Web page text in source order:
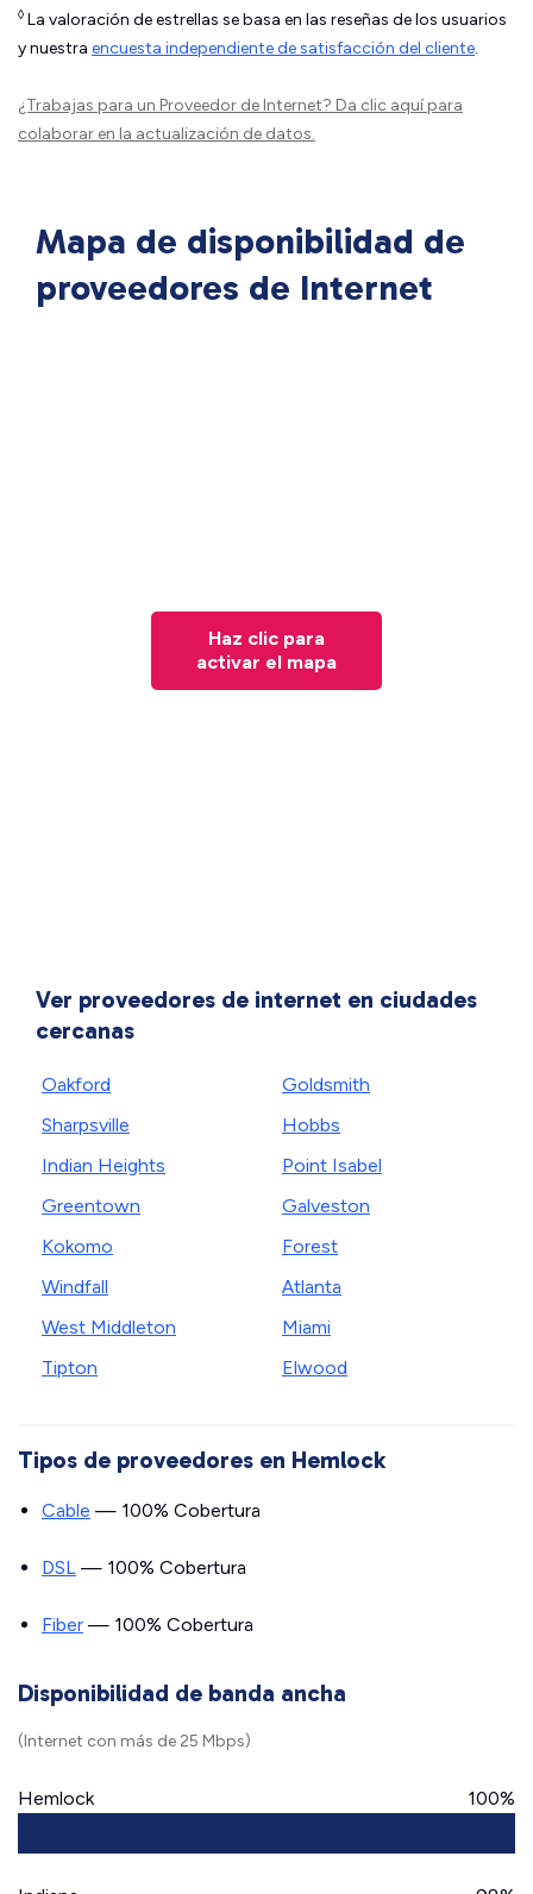
◊ La valoración de estrellas se basa en las reseñas de los usuarios
y nuestra encuesta independiente de satisfacción del cliente.
¿Trabajas para un Proveedor de Internet? Da clic aquípara
colaborar en la actualización de datos.
Mapa de disponibilidad de
proveedores de Internet
Haz clic para
activar el mapa
Ver proveedores de internet en ciudades
cercanas
Oakford
Sharpsville
Indian Heights
Greentown
Kokomo
Windfall
West Middleton
Tipton
Goldsmith
Hobbs
Point Isabel
Galveston
Forest
Atlanta
Miami
Elwood
Tipos de proveedores en Hemlock
Cable — 100% Cobertura
DSL — 100% Cobertura
Fiber — 100% Cobertura
Disponibilidad de banda ancha
(Internet con más de 25 Mbps)
Hemlock 100%